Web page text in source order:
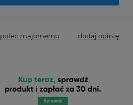
poleć znajomemu
dodaj opinię